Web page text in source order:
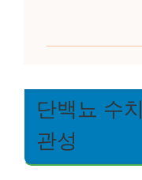
단백뇨 수
관성